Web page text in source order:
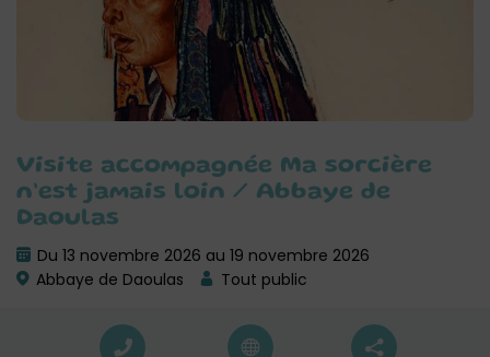
Visite accompagnée Ma sorcière
n’est jamais loin / Abbaye de
Daoulas
Du 13 novembre 2026 au 19 novembre 2026
Abbaye de Daoulas
Tout public